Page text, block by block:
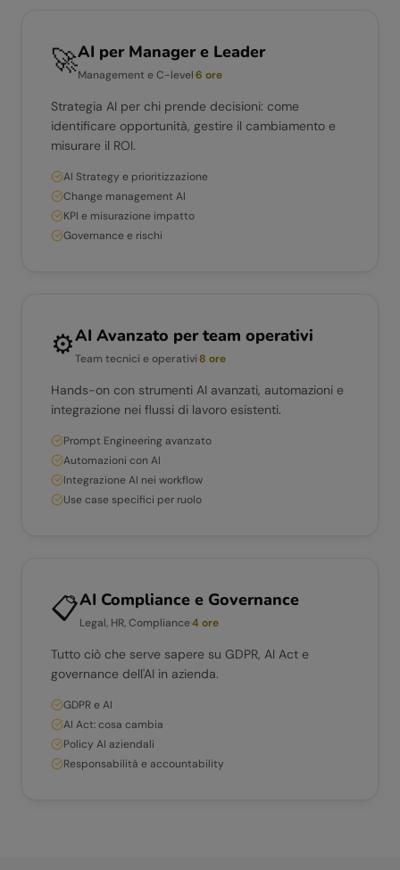
🚀AI per Manager e Leader
Management e C-level6 ore
Strategia AI per chi prende decisioni: come
identificare opportunità, gestire il cambiamento e
misurare il ROI.
AI Strategy e prioritizzazione
Change management AI
KPI e misurazione impatto
Governance e rischi
⚙️AI Avanzato per team operativi
Team tecnici e operativi8 ore
Hands-on con strumenti AI avanzati, automazioni e
integrazione nei flussi di lavoro esistenti.
Prompt Engineering avanzato
Automazioni con AI
Integrazione AI nei workflow
Use case specifici per ruolo
📋AI Compliance e Governance
Legal, HR, Compliance4 ore
Tutto ciò che serve sapere su GDPR, AI Act e
governance dell'AI in azienda.
GDPR e AI
AI Act: cosa cambia
Policy AI aziendali
Responsabilità e accountability